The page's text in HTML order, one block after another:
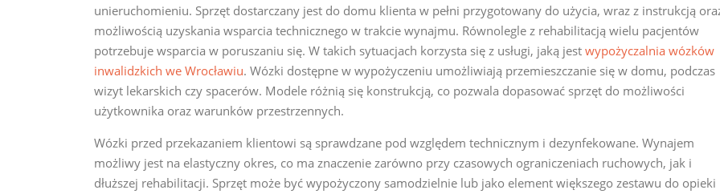
unieruchomieniu. Sprzęt dostarczany jest do domu klienta w pełni przygotowany do użycia, wraz z instrukcją
możliwością uzyskania wsparcia technicznego w trakcie wynajmu. Równolegle z rehabilitacją wielu pacjentów
potrzebuje wsparcia w poruszaniu się. W takich sytuacjach korzysta się z usługi, jaką jest wypożyczalnia wózków
inwalidzkich we Wrocławiu. Wózki dostępne w wypożyczeniu umożliwiają przemieszczanie się w domu, podczas
wizyt lekarskich czy spacerów. Modele różnią się konstrukcją, co pozwala dopasować sprzęt do możliwości
użytkownika oraz warunków przestrzennych.
Wózki przed przekazaniem klientowi są sprawdzane pod względem technicznym i dezynfekowane. Wynajem
możliwy jest na elastyczny okres, co ma znaczenie zarówno przy czasowych ograniczeniach ruchowych, jak i
dłuższej rehabilitacji. Sprzęt może być wypożyczony samodzielnie lub jako element większego zestawu do opieki